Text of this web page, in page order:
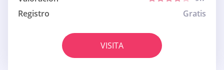
Registro
Gratis
VISITA